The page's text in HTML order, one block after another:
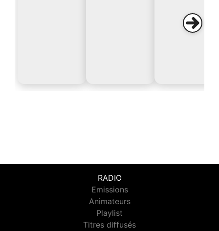
RADIO
Emissions
Animateurs
Playlist
Titres diffusés